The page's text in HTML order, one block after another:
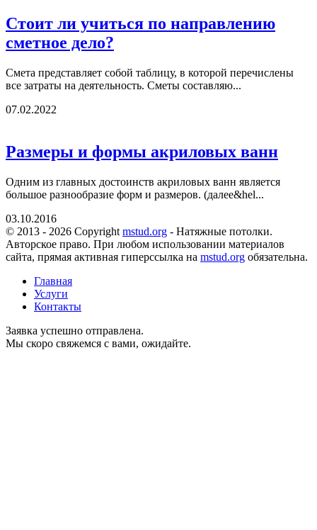
Стоит ли учиться по направлению
сметное дело?
Смета представляет собой таблицу, в которой перечислены
все затраты на деятельность. Сметы составляю...
07.02.2022
Размеры и формы акриловых ванн
Одним из главных достоинств акриловых ванн является
большое разнообразие форм и размеров. (далее&hel...
03.10.2016
© 2013 - 2026 Copyright mstud.org - Натяжные потолки.
Авторское право. При любом использовании материалов
сайта, прямая активная гиперссылка на mstud.org обязательна.
Главная
Услуги
Контакты
Заявка успешно отправлена.
Мы скоро свяжемся с вами, ожидайте.